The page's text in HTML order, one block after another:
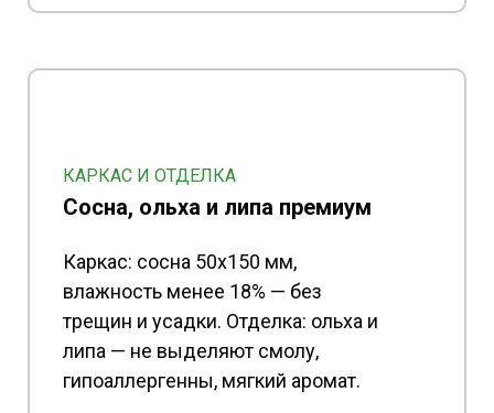
Каркас: сосна 50x150 мм,
влажность менее 18% — без
трещин и усадки. Отделка: ольха и
липа — не выделяют смолу,
гипоаллергенны, мягкий аромат.
Сосна, ольха и липа премиум
КАРКАС И ОТДЕЛКА